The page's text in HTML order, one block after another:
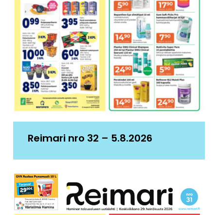
Reimari nro 32 – 5.8.2026